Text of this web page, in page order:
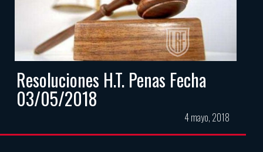
Resoluciones H.T. Penas Fecha
03/05/2018
4 mayo, 2018